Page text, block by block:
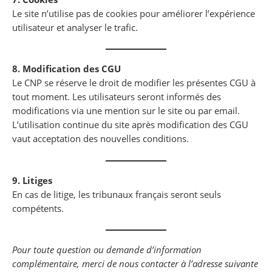
Le site n’utilise pas de cookies pour améliorer l’expérience
utilisateur et analyser le trafic.
8. Modification des CGU
Le CNP se réserve le droit de modifier les présentes CGU à
tout moment. Les utilisateurs seront informés des
modifications via une mention sur le site ou par email.
L’utilisation continue du site après modification des CGU
vaut acceptation des nouvelles conditions.
9. Litiges
En cas de litige, les tribunaux français seront seuls
compétents.
Pour toute question ou demande d’information
complémentaire, merci de nous contacter à l’adresse suivante